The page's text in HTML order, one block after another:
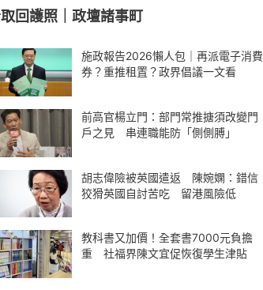
回護照｜政壇諸事町
施政報告2026懶人包｜再派電子消費
券？重推租置？政界倡議一文看
前高官楊立門：部門常推搪須改變門
戶之見 串連職能防「側側膊」
胡志偉險被英國遣返 陳婉嫻：錯信
狡猾英國自討苦吃 留港風險低
教科書又加價！全套書7000元負擔
重 社福界陳文宜促恢復學生津貼